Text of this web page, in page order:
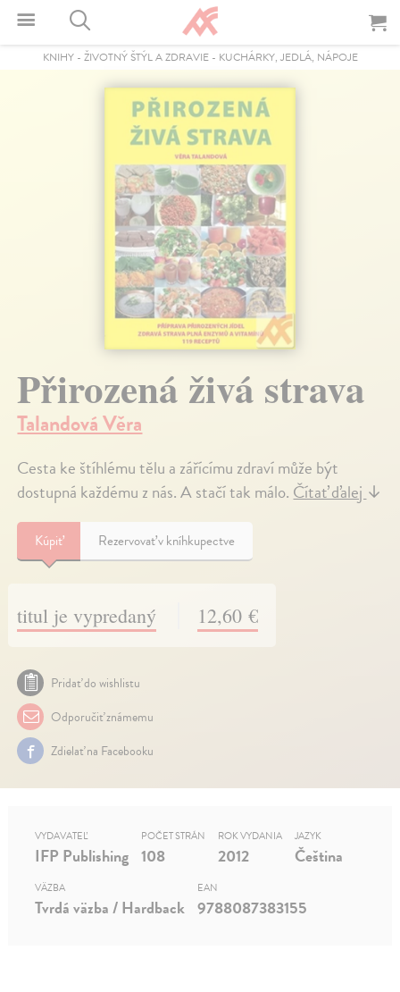
KNIHY- ŽIVOTNÝ ŠTÝL A ZDRAVIE- KUCHÁRKY, JEDLÁ, NÁPOJE
Přirozená živá strava
Talandová Věra
Cesta ke štíhlému tělu a zářícímu zdraví může být
dostupná každému z nás. A stačí tak málo. Čítať ďalej ↓
Kúpiť Rezervovať v kníhkupectve
titul je vypredaný 12,60 €
Pridať do wishlistu
Odporučiť známemu
Zdielať na Facebooku
VYDAVATEĽ
IFP Publishing
POČET STRÁN
108
ROK VYDANIA
2012
JAZYK
Čeština
VÄZBA
Tvrdá väzba / Hardback
EAN
9788087383155